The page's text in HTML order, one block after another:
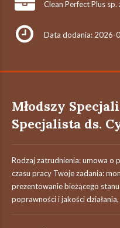
Clean Perfect Plus sp.
Data dodania: 2026-
Młodszy
Specjalista ds.
Rodzaj zatrudnienia: umowa o
czasu pracy​ Twoje zadania:
prezentowanie bieżącego
poprawności i jakości